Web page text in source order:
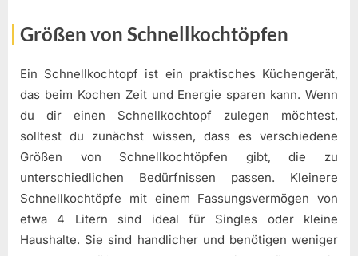
Größen von Schnellkochtöpfen
Ein Schnellkochtopf ist ein praktisches Küchengerät,
das beim Kochen Zeit und Energie sparen kann. Wenn
du dir einen Schnellkochtopf zulegen möchtest,
solltest du zunächst wissen, dass es verschiedene
Größen von Schnellkochtöpfen gibt, die zu
unterschiedlichen Bedürfnissen passen. Kleinere
Schnellkochtöpfe mit einem Fassungsvermögen von
etwa 4 Litern sind ideal für Singles oder kleine
Haushalte. Sie sind handlicher und benötigen weniger